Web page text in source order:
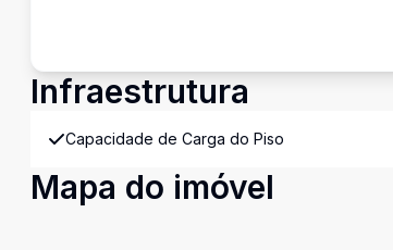
Infraestrutura
Capacidade de Carga do Piso
Mapa do imóvel